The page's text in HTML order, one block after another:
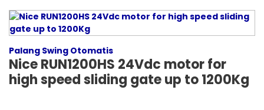
Palang Swing Otomatis
Nice RUN1200HS 24Vdc motor for
high speed sliding gate up to 1200Kg